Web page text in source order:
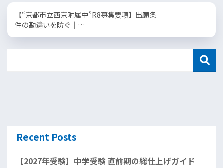
【“京都市立西京附属中”R8募集要項】出願条
件の勘違いを防ぐ｜…
Recent Posts
【2027年受験】中学受験 直前期の総仕上げガイド｜